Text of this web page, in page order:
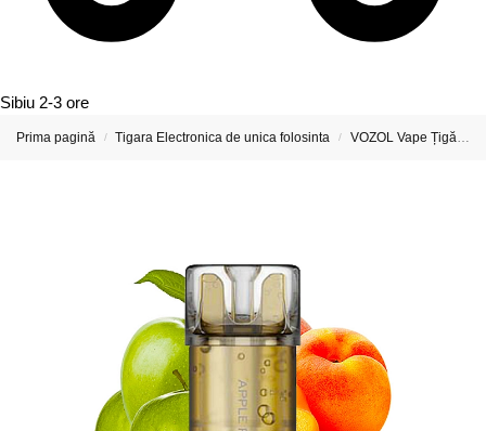
Sibiu 2-3 ore
Prima pagină / Tigara Electronica de unica folosinta / VOZOL Vape Țigări Electronice & Vape-uri